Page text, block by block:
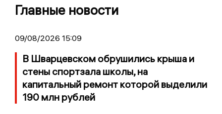
Главные новости
09/08/2026 15:09
В Шварцевском обрушились крыша и
стены спортзала школы, на
капитальный ремонт которой выделили
190 млн рублей